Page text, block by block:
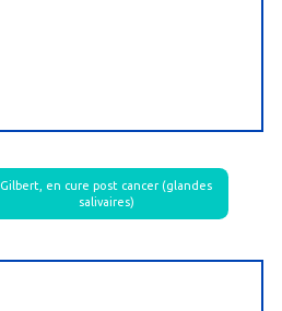
Gilbert, en cure post cancer (glandes
salivaires)